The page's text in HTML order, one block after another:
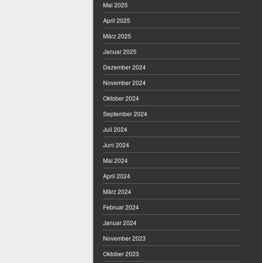
Mai 2025
April 2025
März 2025
Januar 2025
Dezember 2024
November 2024
Oktober 2024
September 2024
Juli 2024
Juni 2024
Mai 2024
April 2024
März 2024
Februar 2024
Januar 2024
November 2023
Oktober 2023